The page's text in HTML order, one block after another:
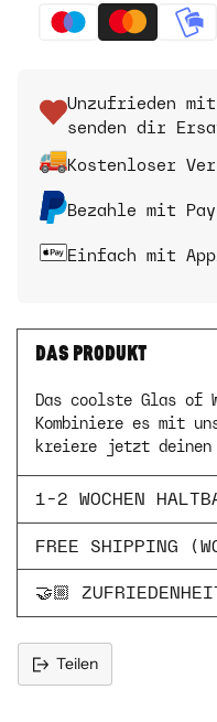
Unzufrieden
senden dir
Kostenloser
Bezahle mit
Einfach mit
DAS PRODUKT
Das coolste Glas of
Kombiniere es mit
kreiere jetzt deinen
1-2 WOCHEN
FREE SHIPPING
🤝🏼
Teilen